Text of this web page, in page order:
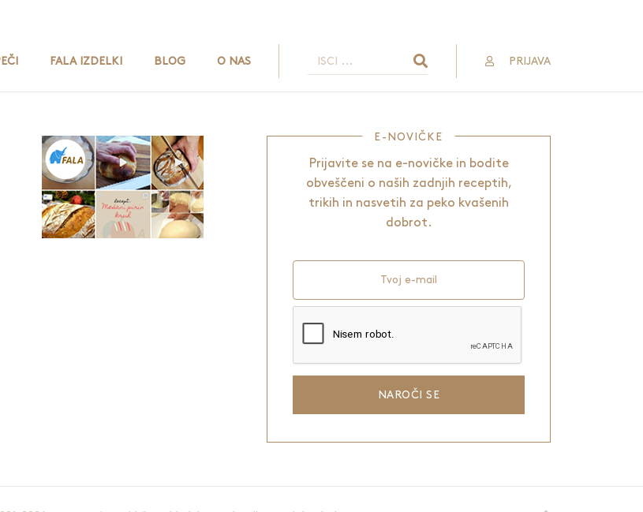
FALA IZDELKI BLOG O NAS PRIJAVA
E-NOVIČKE
Prijavite se na e-novičke in bodite
obveščeni o naših zadnjih receptih,
trikih in nasvetih za peko kvašenih
dobrot.
Tvoj e-mail
NAROČI SE